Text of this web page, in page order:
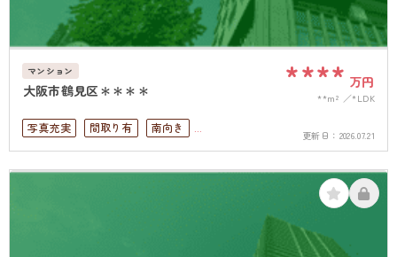
マンション
大阪市鶴見区＊＊＊＊ **** 万円
**m² *LDK
写真充実 間取り有
南向き
リフォーム済
駅徒歩10分以内
南面バルコニー
上下水道完備
更新日： 2026.07.21